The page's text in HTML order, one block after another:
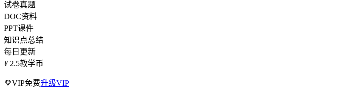
试卷真题
DOC资料
PPT课件
知识点总结
每日更新
¥ 2.5教学币
VIP免费升级VIP